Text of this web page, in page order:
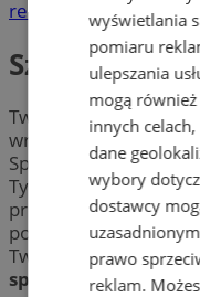
reklama
Szkoły
Twoje dziecko
wręcz przeciwnie –
Sprawdź
prywatne i
Tychy. Znajdź
programy nauczania
potrzeb swoich
Twojego dziecka
społecznymiw
wyświetlania
pomiaru
ulepszania
mogą
innych
dane
wybory
dostawcy
prawo
reklam.